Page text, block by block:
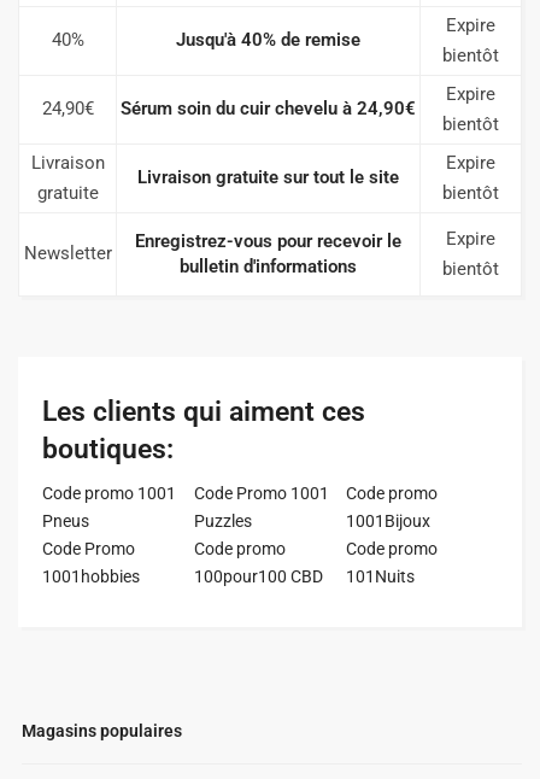
Magasins populaires
40% Jusqu'à 40% de remise
Expire
bientôt
24,90€ Sérum soin du cuir chevelu à 24,90€
Expire
bientôt
Livraison
gratuite
Livraison gratuite sur tout le site
Expire
bientôt
Newsletter
Enregistrez-vous pour recevoir le
bulletin d'informations
Expire
bientôt
Les clients qui aiment ces
boutiques:
Code promo 1001
Pneus
Code Promo 1001
Puzzles
Code promo
1001Bijoux
Code Promo
1001hobbies
Code promo
100pour100 CBD
Code promo
101Nuits